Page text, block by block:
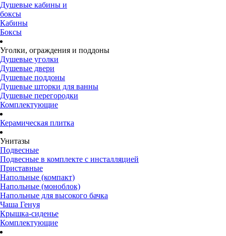
Душевые кабины и
боксы
Кабины
Боксы
Уголки, ограждения и поддоны
Душевые уголки
Душевые двери
Душевые поддоны
Душевые шторки для ванны
Душевые перегородки
Комплектующие
Керамическая плитка
Унитазы
Подвесные
Подвесные в комплекте с инсталляцией
Приставные
Напольные (компакт)
Напольные (моноблок)
Напольные для высокого бачка
Чаша Генуя
Крышка-сиденье
Комплектующие